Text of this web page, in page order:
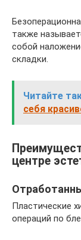
также
собой
складки.
Читайте
себя
центре
Пластические
операций по